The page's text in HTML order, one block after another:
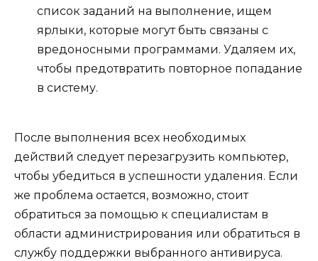
список заданий на выполнение, ищем
ярлыки, которые могут быть связаны с
вредоносными программами. Удаляем их,
чтобы предотвратить повторное попадание
в систему.
После выполнения всех необходимых
действий следует перезагрузить компьютер,
чтобы убедиться в успешности удаления. Если
же проблема остается, возможно, стоит
обратиться за помощью к специалистам в
области администрирования или обратиться в
службу поддержки выбранного антивируса.